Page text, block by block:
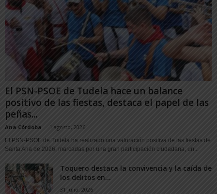
El PSN-PSOE de Tudela hace un balance
positivo de las fiestas, destaca el papel de las
peñas...
Ana Córdoba - 1 agosto, 2026
El PSN-PSOE de Tudela ha realizado una valoración positiva de las fiestas de
Santa Ana de 2026, marcadas por una gran participación ciudadana, un...
Toquero destaca la convivencia y la caída de
los delitos en...
31 julio, 2026